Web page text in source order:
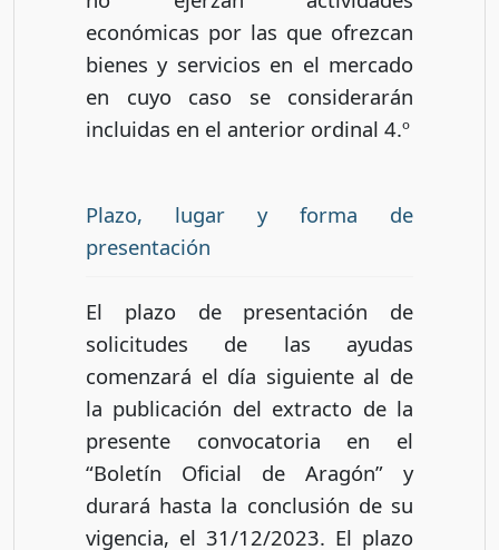
económicas por las que ofrezcan
bienes y servicios en el mercado
en cuyo caso se considerarán
incluidas en el anterior ordinal 4.º
Plazo, lugar y forma de
presentación
El plazo de presentación de
solicitudes de las ayudas
comenzará el día siguiente al de
la publicación del extracto de la
presente convocatoria en el
“Boletín Oficial de Aragón” y
durará hasta la conclusión de su
vigencia, el 31/12/2023. El plazo